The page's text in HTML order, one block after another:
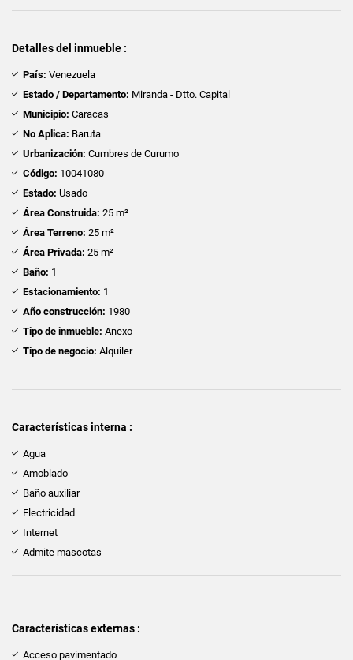
Detalles del inmueble :
País: Venezuela
Estado / Departamento: Miranda - Dtto. Capital
Municipio: Caracas
No Aplica: Baruta
Urbanización: Cumbres de Curumo
Código: 10041080
Estado: Usado
Área Construida: 25 m²
Área Terreno: 25 m²
Área Privada: 25 m²
Baño: 1
Estacionamiento: 1
Año construcción: 1980
Tipo de inmueble: Anexo
Tipo de negocio: Alquiler
Características interna :
Agua
Amoblado
Baño auxiliar
Electricidad
Internet
Admite mascotas
Características externas :
Acceso pavimentado